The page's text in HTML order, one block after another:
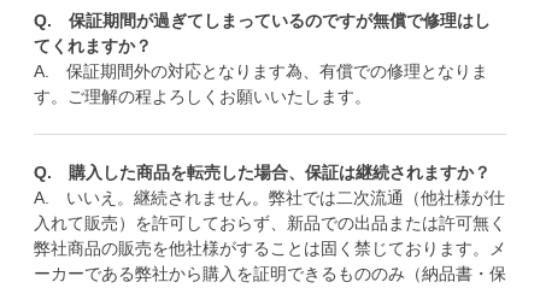
Q. 保証期間が過ぎてしまっているのですが無償で修理はし
てくれますか？
A. 保証期間外の対応となります為、有償での修理となりま
す。ご理解の程よろしくお願いいたします。
Q. 購入した商品を転売した場合、保証は継続されますか？
A. いいえ。継続されません。弊社では二次流通（他社様が仕
入れて販売）を許可しておらず、新品での出品または許可無く
弊社商品の販売を他社様がすることは固く禁じております。メ
ーカーである弊社から購入を証明できるもののみ（納品書・保